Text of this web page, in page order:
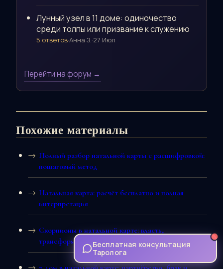
Лунный узел в 11 доме: одиночество
среди толпы или призвание к служению
5 ответов·Анна З.·27 Июл
Перейти на форум →
Похожие материалы
Полный разбор натальной карты с расшифровкой:
пошаговый метод
Натальная карта: расчёт бесплатно и полная
интерпретация
Скорпионы в натальной карте: власть,
трансформация и скрытая силаБесплатная консультация
Таролога